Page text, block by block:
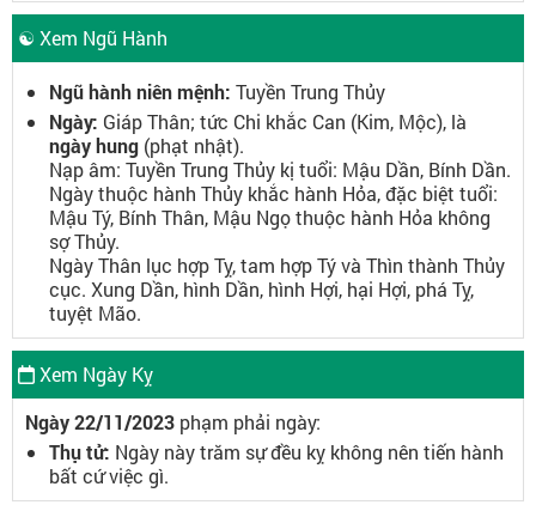
☯ Xem Ngũ Hành
Ngũ hành niên mệnh: Tuyền Trung Thủy
Ngày: Giáp Thân; tức Chi khắc Can (Kim, Mộc), là
ngày hung (phạt nhật).
Nạp âm: Tuyền Trung Thủy kị tuổi: Mậu Dần, Bính Dần.
Ngày thuộc hành Thủy khắc hành Hỏa, đặc biệt tuổi:
Mậu Tý, Bính Thân, Mậu Ngọ thuộc hành Hỏa không
sợ Thủy.
Ngày Thân lục hợp Tỵ, tam hợp Tý và Thìn thành Thủy
cục. Xung Dần, hình Dần, hình Hợi, hại Hợi, phá Tỵ,
tuyệt Mão.
Xem Ngày Kỵ
Ngày 22/11/2023 phạm phải ngày:
Thụ tử: Ngày này trăm sự đều kỵ không nên tiến hành
bất cứ việc gì.